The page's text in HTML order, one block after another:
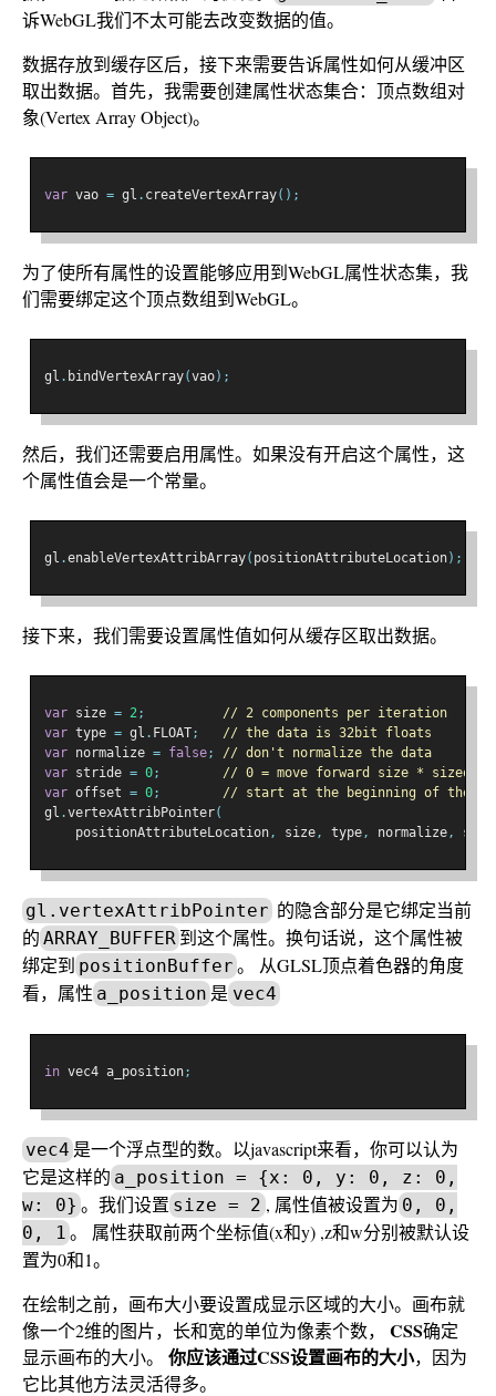
诉WebGL我们不太可能去改变数据的值。
数据存放到缓存区后，接下来需要告诉属性如何从缓冲区
取出数据。首先，我需要创建属性状态集合：顶点数组对
象(Vertex Array Object)。
var vao = gl . createVertexArray();
为了使所有属性的设置能够应用到WebGL属性状态集，我
们需要绑定这个顶点数组到WebGL。
gl . bindVertexArray(vao);
然后，我们还需要启用属性。如果没有开启这个属性，这
个属性值会是一个常量。
gl .enableVertexAttribArray( positionAttributeLocation);
接下来，我们需要设置属性值如何从缓存区取出数据。
var size = 2;
// 2 components per iteration
var type = gl . FLOAT;
// the data is 32bit floats
var normalize = false;
// don't normalize the data
var stride = 0;
// 0 = move forward size *
var offset = 0;
// start at the beginning of the
gl .vertexAttribPointer(
    positionAttributeLocation
, size, type, normalize,
gl.vertexAttribPointer 的隐含部分是它绑定当前
的 ARRAY_BUFFER 到这个属性。换句话说，这个属性被
绑定到 positionBuffer 。 从GLSL顶点着色器的角度
看，属性 a_position 是 vec4
in vec4 a_position;
vec4 是一个浮点型的数。以javascript来看，你可以认为
它是这样的 a_position = {x: 0, y: 0, z: 0,
w: 0} 。我们设置 size = 2 , 属性值被设置为 0, 0,
0, 1 。 属性获取前两个坐标值(x和y) ,z和w分别被默认设
置为0和1。
在绘制之前，画布大小要设置成显示区域的大小。画布就
像一个2维的图片，长和宽的单位为像素个数， CSS确定
显示画布的大小。 你应该通过CSS设置画布的大小，因为
它比其他方法灵活得多。